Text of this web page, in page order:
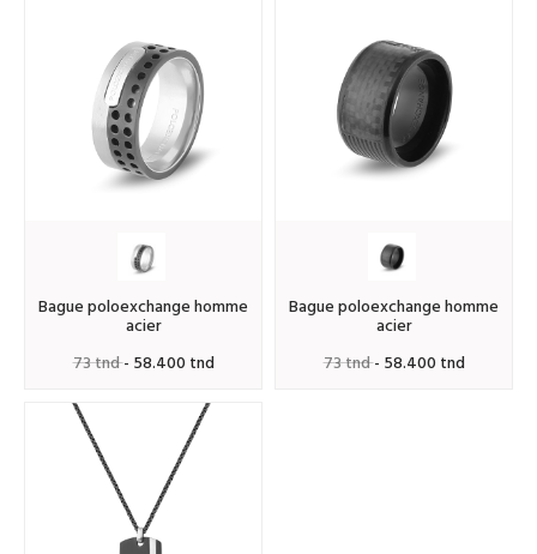
bague poloexchange homme
acier
73 tnd- 58.400 tnd
bague poloexchange homme
acier
73 tnd- 58.400 tnd